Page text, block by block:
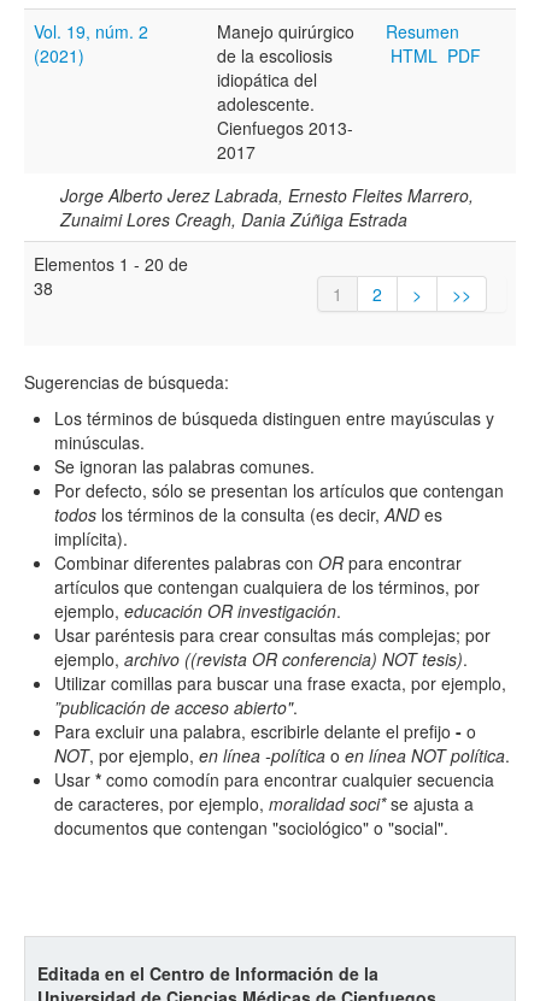
Vol. 19, núm. 2
(2021)
Manejo quirúrgico
de la escoliosis
idiopática del
adolescente.
Cienfuegos 2013-
2017
Resumen
HTML PDF
Jorge Alberto Jerez Labrada, Ernesto Fleites Marrero,
Zunaimi Lores Creagh, Dania Zúñiga Estrada
Elementos 1 - 20 de
38
1 2 > >>
Sugerencias de búsqueda:
Los términos de búsqueda distinguen entre mayúsculas y
minúsculas.
Se ignoran las palabras comunes.
Por defecto, sólo se presentan los artículos que contengan
todos los términos de la consulta (es decir, AND es
implícita).
Combinar diferentes palabras con OR para encontrar
artículos que contengan cualquiera de los términos, por
ejemplo, educación OR investigación.
Usar paréntesis para crear consultas más complejas; por
ejemplo, archivo ((revista OR conferencia) NOT tesis).
Utilizar comillas para buscar una frase exacta, por ejemplo,
”publicación de acceso abierto".
Para excluir una palabra, escribirle delante el prefijo - o
NOT, por ejemplo, en línea -política o en línea NOT política.
Usar * como comodín para encontrar cualquier secuencia
de caracteres, por ejemplo, moralidad soci*se ajusta a
documentos que contengan "sociológico" o "social".
Editada en el Centro de Información de la